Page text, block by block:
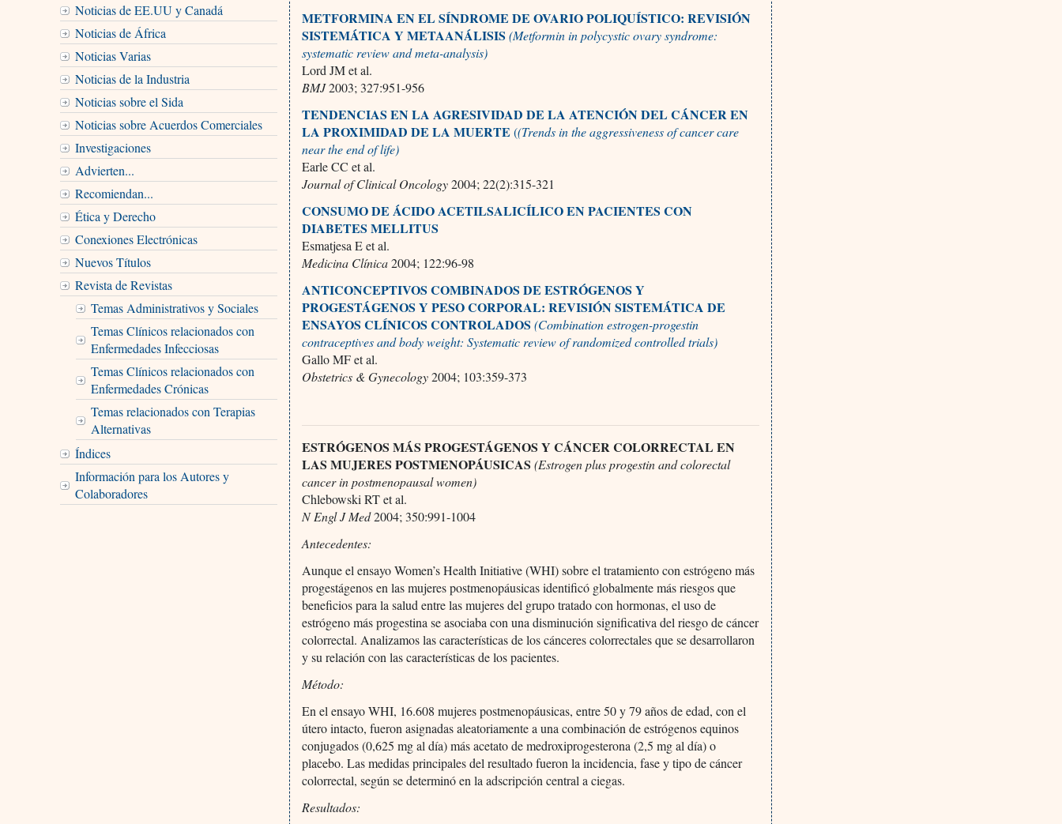
Noticias de EE.UU y Canadá
Noticias de África
Noticias Varias
Noticias de la Industria
Noticias sobre el Sida
Noticias sobre Acuerdos Comerciales
Investigaciones
Advierten...
Recomiendan...
Ética y Derecho
Conexiones Electrónicas
Nuevos Títulos
Revista de Revistas
Temas Administrativos y Sociales
Temas Clínicos relacionados con
Enfermedades Infecciosas
Temas Clínicos relacionados con
Enfermedades Crónicas
Temas relacionados con Terapias
Alternativas
Índices
Información para los Autores y
Colaboradores
METFORMINA EN EL SÍNDROME DE OVARIO POLIQUÍSTICO: REVISIÓN
SISTEMÁTICA Y METAANÁLISIS (Metformin in polycystic ovary syndrome:
systematic review and meta-analysis)
Lord JM et al.
BMJ2003; 327:951-956
TENDENCIAS EN LA AGRESIVIDAD DE LA ATENCIÓN DEL CÁNCER EN
LA PROXIMIDAD DE LA MUERTE ((Trends in the aggressiveness of cancer care
near the end of life)
Earle CC et al.
Journal of Clinical Oncology2004; 22(2):315-321
CONSUMO DE ÁCIDO ACETILSALICÍLICO EN PACIENTES CON
DIABETES MELLITUS
Esmatjesa E et al.
Medicina Clínica2004; 122:96-98
ANTICONCEPTIVOS COMBINADOS DE ESTRÓGENOS Y
PROGESTÁGENOS Y PESO CORPORAL: REVISIÓN SISTEMÁTICA DE
ENSAYOS CLÍNICOS CONTROLADOS (Combination estrogen-progestin
contraceptives and body weight: Systematic review of randomized controlled trials)
Gallo MF et al.
Obstetrics & Gynecology 2004; 103:359-373
ESTRÓGENOS MÁS PROGESTÁGENOS Y CÁNCER COLORRECTAL EN
LAS MUJERES POSTMENOPÁUSICAS (Estrogen plus progestin and colorectal
cancer in postmenopausal women)
Chlebowski RT et al.
N Engl J Med2004; 350:991-1004
Antecedentes:
Aunque el ensayo Women’s Health Initiative (WHI) sobre el tratamiento con estrógeno más
progestágenos en las mujeres postmenopáusicas identificó globalmente más riesgos que
beneficios para la salud entre las mujeres del grupo tratado con hormonas, el uso de
estrógeno más progestina se asociaba con una disminución significativa del riesgo de cáncer
colorrectal. Analizamos las características de los cánceres colorrectales que se desarrollaron
y su relación con las características de los pacientes.
Método:
En el ensayo WHI, 16.608 mujeres postmenopáusicas, entre 50 y 79 años de edad, con el
útero intacto, fueron asignadas aleatoriamente a una combinación de estrógenos equinos
conjugados (0,625 mg al día) más acetato de medroxiprogesterona (2,5 mg al día) o
placebo. Las medidas principales del resultado fueron la incidencia, fase y tipo de cáncer
colorrectal, según se determinó en la adscripción central a ciegas.
Resultados: